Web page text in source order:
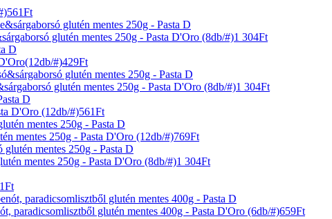
561Ft
glutén mentes 250g - Pasta D'Oro (8db/#)1 304Ft
#)429Ft
glutén mentes 250g - Pasta D'Oro (8db/#)1 304Ft
D'Oro (12db/#)561Ft
mentes 250g - Pasta D'Oro (12db/#)769Ft
mentes 250g - Pasta D'Oro (8db/#)1 304Ft
Ft
paradicsomlisztből glutén mentes 400g - Pasta D'Oro (6db/#)659Ft